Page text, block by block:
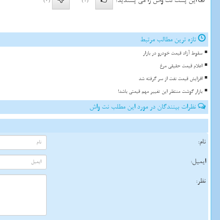
تازه ترین مطالب مرتبط
سقوط آزاد قیمت خودرو در بازار
اعلام قیمت حقیقی مرغ
افزایش قیمت نفت از سر گرفته شد
بازار گوشت منتظر این تغییر مهم قیمتی باشد!
نظرات بینندگان در مورد این مطلب نت واش
نام:
ایمیل:
نظر: